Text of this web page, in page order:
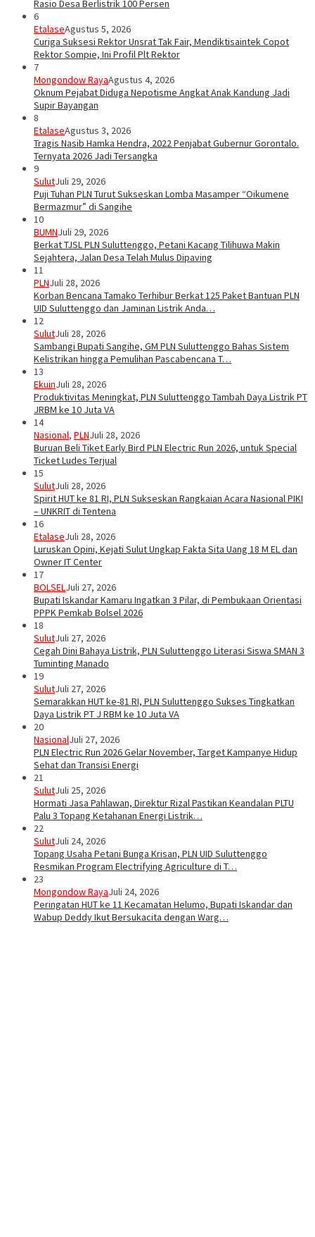
Rasio Desa Berlistrik 100 Persen
6
EtalaseAgustus 5, 2026
Curiga Suksesi Rektor Unsrat Tak Fair, Mendiktisaintek Copot
Rektor Sompie, Ini Profil Plt Rektor
7
Mongondow RayaAgustus 4, 2026
Oknum Pejabat Diduga Nepotisme Angkat Anak Kandung Jadi
Supir Bayangan
8
EtalaseAgustus 3, 2026
Tragis Nasib Hamka Hendra, 2022 Penjabat Gubernur Gorontalo.
Ternyata 2026 Jadi Tersangka
9
SulutJuli 29, 2026
Puji Tuhan PLN Turut Sukseskan Lomba Masamper “Oikumene
Bermazmur” di Sangihe
10
BUMNJuli 29, 2026
Berkat TJSL PLN Suluttenggo, Petani Kacang Tilihuwa Makin
Sejahtera, Jalan Desa Telah Mulus Dipaving
11
PLNJuli 28, 2026
Korban Bencana Tamako Terhibur Berkat 125 Paket Bantuan PLN
UID Suluttenggo dan Jaminan Listrik Anda…
12
SulutJuli 28, 2026
Sambangi Bupati Sangihe, GM PLN Suluttenggo Bahas Sistem
Kelistrikan hingga Pemulihan Pascabencana T…
13
EkuinJuli 28, 2026
Produktivitas Meningkat, PLN Suluttenggo Tambah Daya Listrik PT
JRBM ke 10 Juta VA
14
Nasional, PLNJuli 28, 2026
Buruan Beli Tiket Early Bird PLN Electric Run 2026, untuk Special
Ticket Ludes Terjual
15
SulutJuli 28, 2026
Spirit HUT ke 81 RI, PLN Sukseskan Rangkaian Acara Nasional PIKI
– UNKRIT di Tentena
16
EtalaseJuli 28, 2026
Luruskan Opini, Kejati Sulut Ungkap Fakta Sita Uang 18 M EL dan
Owner IT Center
17
BOLSELJuli 27, 2026
Bupati Iskandar Kamaru Ingatkan 3 Pilar, di Pembukaan Orientasi
PPPK Pemkab Bolsel 2026
18
SulutJuli 27, 2026
Cegah Dini Bahaya Listrik, PLN Suluttenggo Literasi Siswa SMAN 3
Tuminting Manado
19
SulutJuli 27, 2026
Semarakkan HUT ke-81 RI, PLN Suluttenggo Sukses Tingkatkan
Daya Listrik PT J RBM ke 10 Juta VA
20
NasionalJuli 27, 2026
PLN Electric Run 2026 Gelar November, Target Kampanye Hidup
Sehat dan Transisi Energi
21
SulutJuli 25, 2026
Hormati Jasa Pahlawan, Direktur Rizal Pastikan Keandalan PLTU
Palu 3 Topang Ketahanan Energi Listrik…
22
SulutJuli 24, 2026
Topang Usaha Petani Bunga Krisan, PLN UID Suluttenggo
Resmikan Program Electrifying Agriculture di T…
23
Mongondow RayaJuli 24, 2026
Peringatan HUT ke 11 Kecamatan Helumo, Bupati Iskandar dan
Wabup Deddy Ikut Bersukacita dengan Warg…